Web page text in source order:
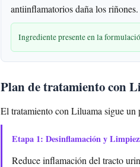
antiinflamatorios daña los riñones.
Ingrediente presente en la
Plan de tratamiento con
El tratamiento con Liluama sigue un
Etapa 1: Desinflamación y
Reduce inflamación del tracto